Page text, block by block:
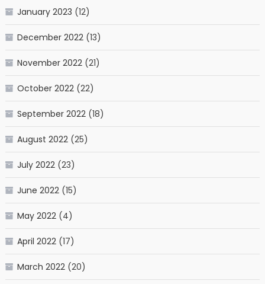
January 2023 (12)
December 2022(13)
November 2022(21)
October 2022(22)
September 2022(18)
August 2022(25)
July 2022(23)
June 2022(15)
May 2022(4)
April 2022(17)
March 2022(20)